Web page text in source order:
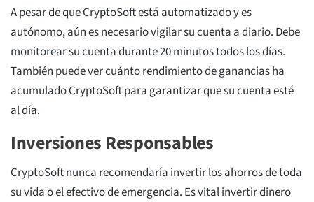
A pesar de que CryptoSoft está automatizado y es
autónomo, aún es necesario vigilar su cuenta a diario. Debe
monitorear su cuenta durante 20 minutos todos los días.
También puede ver cuánto rendimiento de ganancias ha
acumulado CryptoSoft para garantizar que su cuenta esté
al día.
Inversiones Responsables
CryptoSoft nunca recomendaría invertir los ahorros de toda
su vida o el efectivo de emergencia. Es vital invertir dinero